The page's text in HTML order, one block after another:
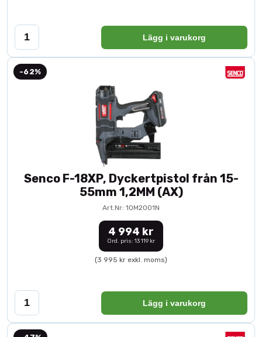
Lägg i varukorg
-62%
Senco F-18XP, Dyckertpistol från 15-
55mm 1,2MM (AX)
Art.Nr: 10M2001N
4 994 kr
Ord. pris: 13 119 kr
(3 995 kr exkl. moms)
Lägg i varukorg